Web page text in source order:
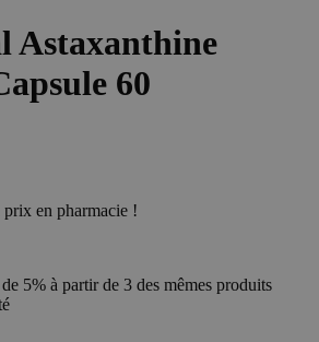
Astaxanthine
60
en pharmacie !
5% à partir de 3 des mêmes produits